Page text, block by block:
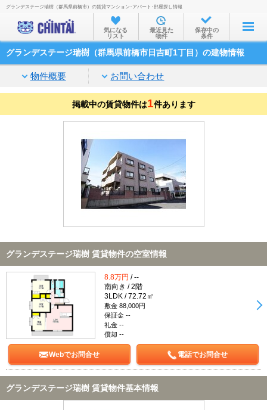
お部屋を探す
沿線・駅から
家賃相場から
通勤通学時間から
TOP
グランデステージ瑞樹（群馬県前橋市）の賃貸マンション･アパート･部屋探し情報
気になる
リスト
最近見た
物件
保存中の
条件
グランデステージ瑞樹（群馬県前橋市日吉町1丁目）の建物情報
物件概要 お問い合わせ
掲載中の賃貸物件は1件あります
グランデステージ瑞樹 賃貸物件の空室情報
8.8万円 / --
南向き / 2階
3LDK / 72.72㎡
敷金 88,000円
保証金 --
礼金 --
償却 --
Webでお問合せ 電話でお問合せ
グランデステージ瑞樹 賃貸物件基本情報